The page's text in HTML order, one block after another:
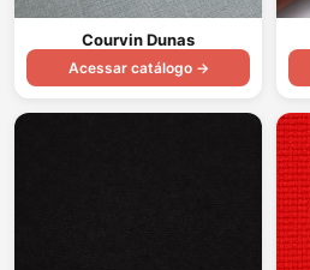
Courvin Dunas
Acessar catálogo →